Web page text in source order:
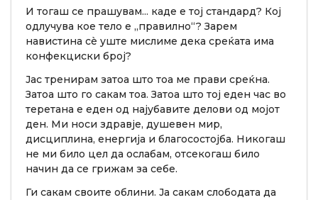
И тогаш се прашувам... каде е тој стандард? Кој
одлучува кое тело е „правилно“? Зарем
навистина сè уште мислиме дека среќата има
конфекциски број?
Јас тренирам затоа што тоа ме прави среќна.
Затоа што го сакам тоа. Затоа што тој еден час во
теретана е еден од најубавите делови од мојот
ден. Ми носи здравје, душевен мир,
дисциплина, енергија и благосостојба. Никогаш
не ми било цел да ослабам, отсекогаш било
начин да се грижам за себе.
Ги сакам своите облини. Ја сакам слободата да